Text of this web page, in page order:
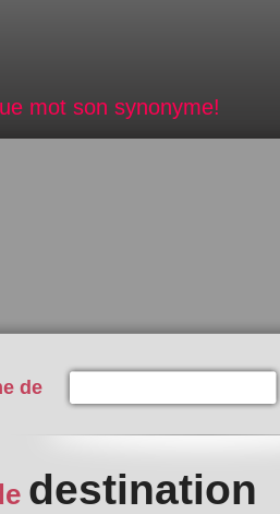
mot son synonyme!
de
destination